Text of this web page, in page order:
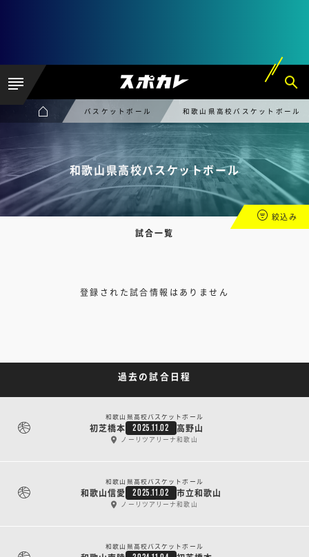
バスケットボール 和歌山県高校バスケットボール
和歌山県高校バスケットボール
試合一覧
絞込み
登録された試合情報はありません
過去の試合日程
和歌山県高校バスケットボール
初芝橋本 2025.11.02 高野山
ノーリツアリーナ和歌山
和歌山県高校バスケットボール
和歌山信愛 2025.11.02 市立和歌山
ノーリツアリーナ和歌山
和歌山県高校バスケットボール